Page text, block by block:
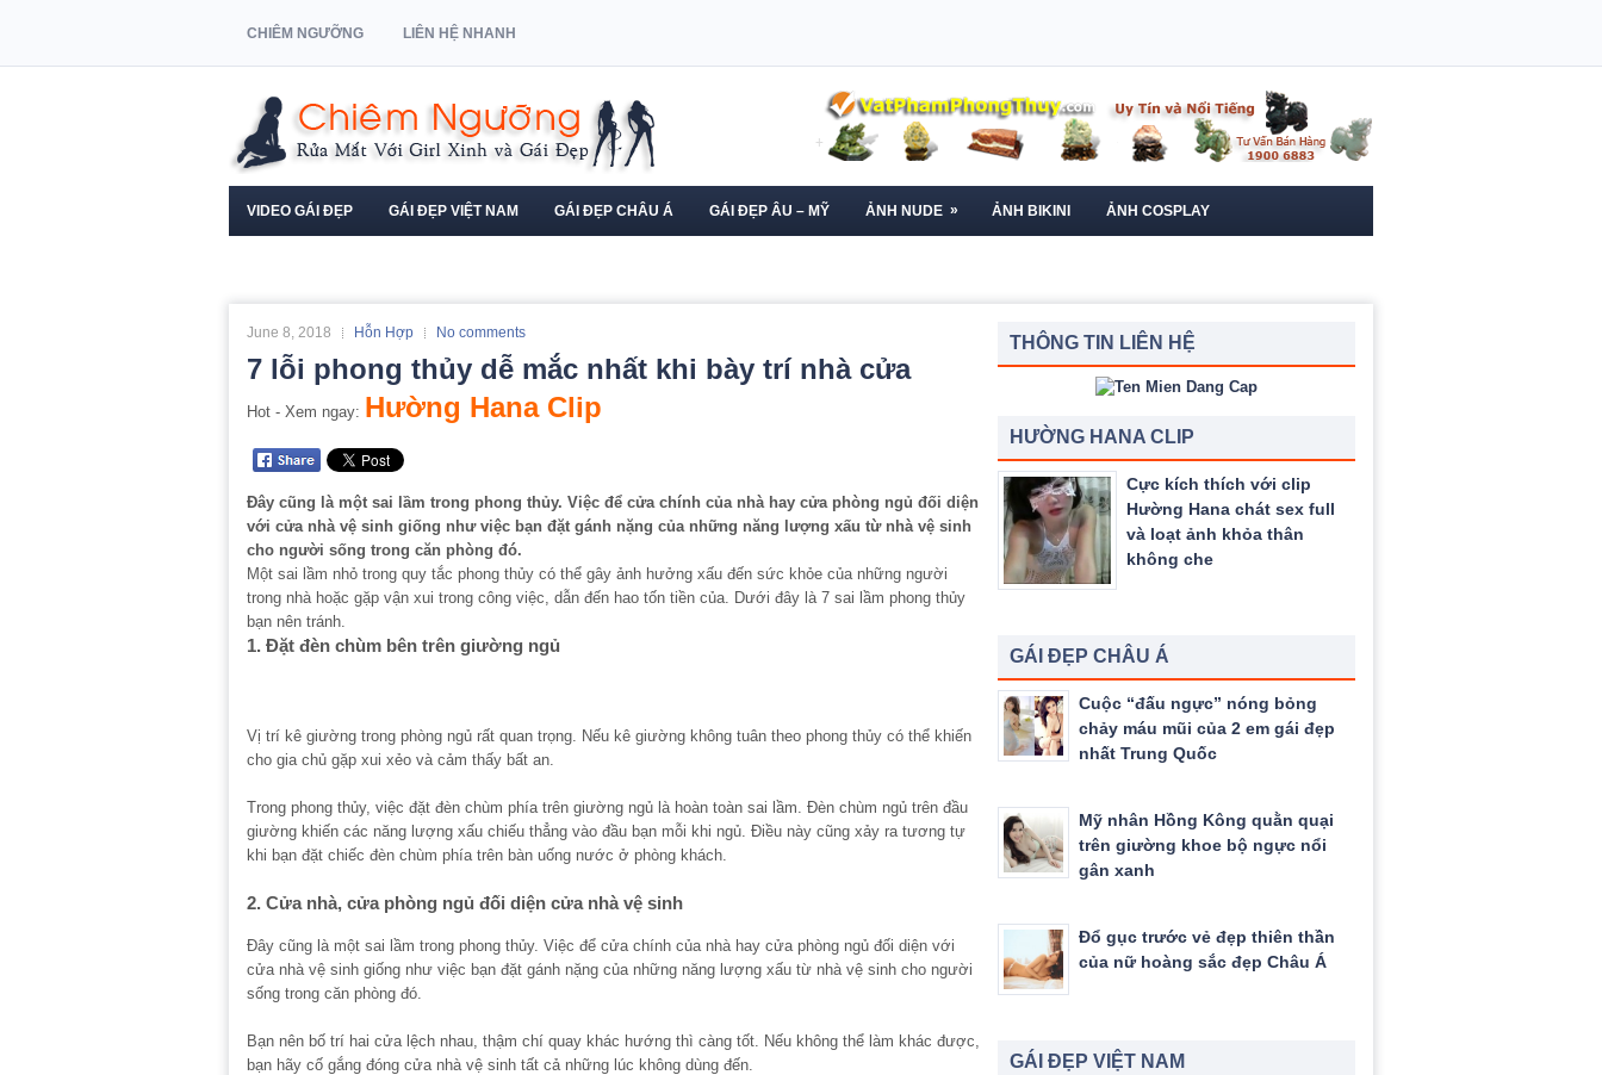
CHIÊM NGƯỠNG LIÊN HỆ NHANH
VIDEO GÁI ĐẸP GÁI ĐẸP VIỆT NAM GÁI ĐẸP CHÂU Á GÁI ĐẸP ÂU – MỸ ẢNH NUDE » ẢNH BIKINI ẢNH COSPLAY
June 8, 2018 Hỗn Hợp No comments
7 lỗi phong thủy dễ mắc nhất khi bày trí nhà cửa
Hot - Xem ngay: Hường Hana Clip
Đây cũng là một sai lầm trong phong thủy. Việc để cửa chính của nhà hay cửa phòng ngủ đối diện
với cửa nhà vệ sinh giống như việc bạn đặt gánh nặng của những năng lượng xấu từ nhà vệ sinh
cho người sống trong căn phòng đó.
Một sai lầm nhỏ trong quy tắc phong thủy có thể gây ảnh hưởng xấu đến sức khỏe của những người
trong nhà hoặc gặp vận xui trong công việc, dẫn đến hao tốn tiền của. Dưới đây là 7 sai lầm phong thủy
bạn nên tránh.
1. Đặt đèn chùm bên trên giường ngủ
Vị trí kê giường trong phòng ngủ rất quan trọng. Nếu kê giường không tuân theo phong thủy có thể khiến
cho gia chủ gặp xui xẻo và cảm thấy bất an.
Trong phong thủy, việc đặt đèn chùm phía trên giường ngủ là hoàn toàn sai lầm. Đèn chùm ngủ trên đầu
giường khiến các năng lượng xấu chiếu thẳng vào đầu bạn mỗi khi ngủ. Điều này cũng xảy ra tương tự
khi bạn đặt chiếc đèn chùm phía trên bàn uống nước ở phòng khách.
2. Cửa nhà, cửa phòng ngủ đối diện cửa nhà vệ sinh
Đây cũng là một sai lầm trong phong thủy. Việc để cửa chính của nhà hay cửa phòng ngủ đối diện với
cửa nhà vệ sinh giống như việc bạn đặt gánh nặng của những năng lượng xấu từ nhà vệ sinh cho người
sống trong căn phòng đó.
Bạn nên bố trí hai cửa lệch nhau, thậm chí quay khác hướng thì càng tốt. Nếu không thể làm khác được,
bạn hãy cố gắng đóng cửa nhà vệ sinh tất cả những lúc không dùng đến.
THÔNG TIN LIÊN HỆ
HƯỜNG HANA CLIP
Cực kích thích với clip
Hường Hana chát sex full
và loạt ảnh khỏa thân
không che
GÁI ĐẸP CHÂU Á
Cuộc “đấu ngực” nóng bỏng
chảy máu mũi của 2 em gái đẹp
nhất Trung Quốc
Mỹ nhân Hồng Kông quằn quại
trên giường khoe bộ ngực nổi
gân xanh
Đổ gục trước vẻ đẹp thiên thần
của nữ hoàng sắc đẹp Châu Á
GÁI ĐẸP VIỆT NAM